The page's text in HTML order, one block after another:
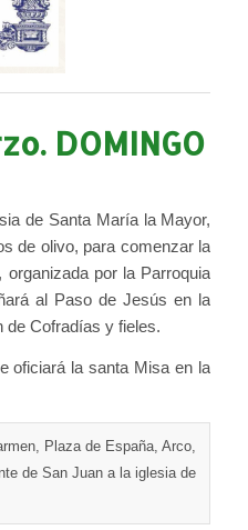
DOMINGO
de Santa María la Mayor,
de olivo, para comenzar la
por la Parroquia
al Paso de Jesús en la
de Cofradías y fieles.
oficiará la santa Misa en la
Plaza de España, Arco,
de San Juan a la iglesia de